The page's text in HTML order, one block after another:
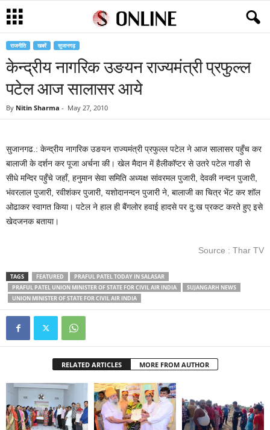
राजनीति खबरें सुजानगढ़
केन्द्रीय नागरिक उङयन राज्यमंत्री प्रफुल्ल
पटेल आज सालासर आये
By Nitin Sharma - May 27, 2010
सुजानगढ.: केन्द्रीय नागरिक उङयन राज्यमंत्री प्रफुल्ल पटेल ने आज सालासर पहुँच कर
बालाजी के दर्शन कर पूजा अर्चना की। खेल मैदान में हैलीकॉप्टर से उतरे पटेल गाङी से
सीधे मन्दिर पहुँचे जहाँ, हनुमान सेवा समिति अध्यक्ष सांवरमल पुजारी, देवकी नन्दन पुजारी,
भंवरलाल पुजारी, रवीशंकर पुजारी, यशोदानन्दन पुजारी ने, बालाजी का चित्र भेंट कर शॉल
ओढाकर स्वागत किया। पटेल ने हाल ही बैंगलोर हवाई हादसे पर दु:ख प्रकट करते हुए इसे
खेदजनक बताया।
Source : Thar TV
TAGS FEATURED
PRAFUL PATEL TODAY IN SALASAR
PRAFUL PATEL UNION MINISTER OF STATE FOR CIVIL AIR INDIA
SUJANGARH NEWS
UNION MINISTER OF STATE FOR CIVIL AIR INDIA
RELATED ARTICLES MORE FROM AUTHOR